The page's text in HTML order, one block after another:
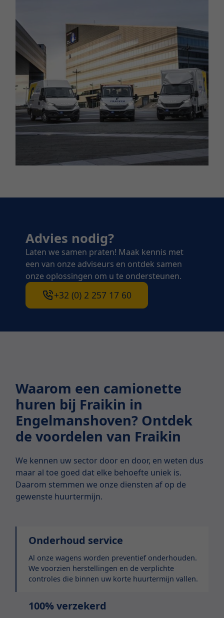
Advies nodig?
Laten we samen praten! Maak kennis met
een van onze adviseurs en ontdek samen
onze oplossingen om u te ondersteunen.
+32 (0) 2 257 17 60
Waarom een camionette
huren bij Fraikin in
Engelmanshoven? Ontdek
de voordelen van Fraikin
We kennen uw sector door en door, en weten dus
maar al toe goed dat elke behoefte uniek is.
Daarom stemmen we onze diensten af op de
gewenste huurtermijn.
Onderhoud service
Al onze wagens worden preventief onderhouden.
We voorzien herstellingen en de verplichte
controles die binnen uw korte huurtermijn vallen.
100% verzekerd